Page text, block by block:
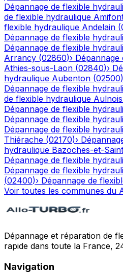
Dépannage de flexible
de flexible hydraulique
flexible hydraulique Andelain (
Dépannage de flexible
Dépannage de flexible
Arrancy (02860)›
Athies-sous-Laon (02840)›
hydraulique Aubenton (02500)
Dépannage de flexible
de flexible hydraulique
Dépannage de flexible
Dépannage de flexible
Dépannage de flexible
Thiérache (02170)›
hydraulique Bazoches-et-
Dépannage de flexible
Dépannage de flexible
(02400)› Dépannage de
Voir toutes les communes du
Dépannage et réparation de
rapide dans toute la France,
Navigation